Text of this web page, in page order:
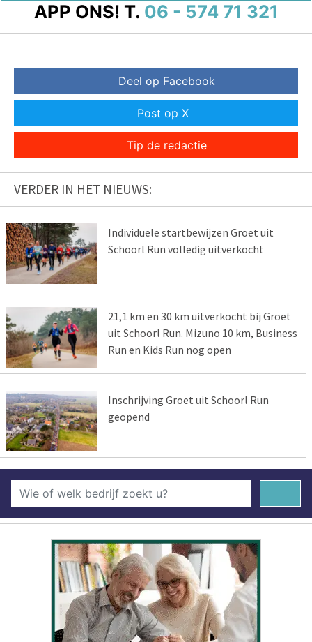
APP ONS! T. 06 - 574 71 321
Deel op Facebook
Post op X
Tip de redactie
VERDER IN HET NIEUWS:
Individuele startbewijzen Groet uit
Schoorl Run volledig uitverkocht
21,1 km en 30 km uitverkocht bij Groet
uit Schoorl Run. Mizuno 10 km, Business
Run en Kids Run nog open
Inschrijving Groet uit Schoorl Run
geopend